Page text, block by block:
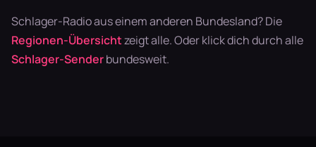
Schlager-Radio aus einem anderen Bundesland? Die
Regionen-Übersichtzeigt alle. Oder klick dich durch alle
Schlager-Senderbundesweit.